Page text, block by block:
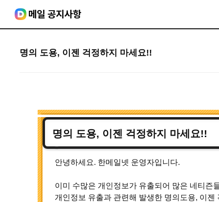
명의 도용, 이젠 걱정하지 마세요!!
명의 도용, 이젠 걱정하지 마세요!!
안녕하세요. 한메일넷 운영자입니다.
이미 수많은 개인정보가 유출되어 많은 네티즌
개인정보 유출과 관련해 발생한 명의도용, 이젠